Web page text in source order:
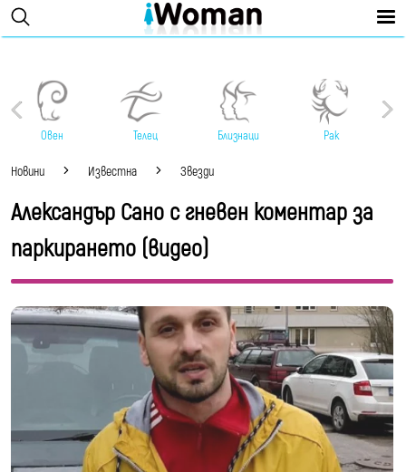
Овен Телец Близнаци Рак
Новини Известна Звезди
Александър Сано с гневен коментар за
паркирането (видео)